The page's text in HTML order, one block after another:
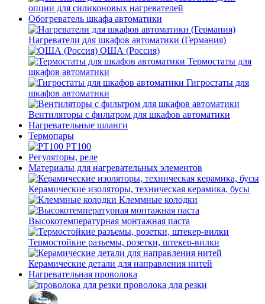
опции для силиконовых нагревателей
Обогреватель шкафа автоматики
Нагреватели для шкафов автоматики (Германия)
ОША (Россия)
Термостаты для
шкафов автоматики
Гигростаты для
шкафов автоматики
Вентиляторы с фильтром для шкафов автоматики
Нагревательные шланги
Термопары
PT100
Регуляторы, реле
Материалы для нагревательных элементов
Керамические изоляторы, техническая керамика, бусы
Клеммные колодки
Высокотемпературная монтажная паста
Термостойкие разъемы, розетки, штекер-вилки
Керамические детали для направления нитей
Нагревательная проволока
проволока для резки